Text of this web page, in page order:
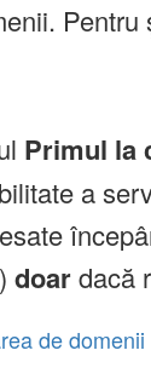
Primul la
a
doardacă
de domenii